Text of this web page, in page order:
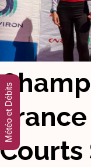
Courts
Météo et Débits